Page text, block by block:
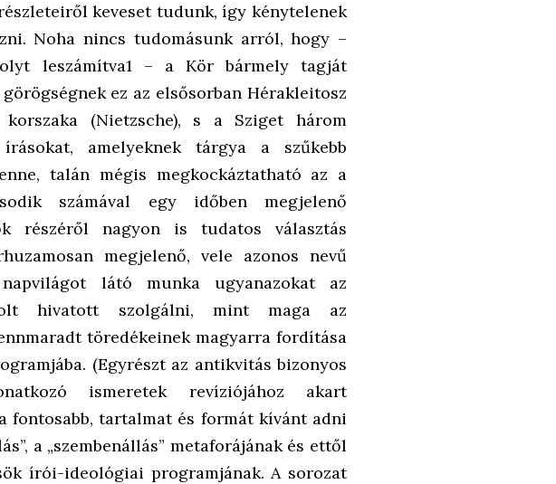
keveset tudunk, így kénytelenek
Noha nincs tudomásunk arról, hogy –
leszámítva1 – a Kör bármely tagját
ez az elsősorban Hérakleitosz
korszaka (Nietzsche), s a Sziget három
amelyeknek tárgya a szűkebb
talán mégis megkockáztatható az a
számával egy időben megjelenő
részéről nagyon is tudatos választás
megjelenő, vele azonos nevű
látó munka ugyanazokat az
hivatott szolgálni, mint maga az
töredékeinek magyarra fordítása
(Egyrészt az antikvitás bizonyos
ismeretek revíziójához akart
fontosabb, tartalmat és formát kívánt adni
a „szembenállás” metaforájának és ettől
írói-ideológiai programjának. A sorozat